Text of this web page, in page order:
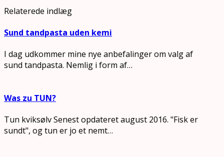
Relaterede indlæg
Sund tandpasta uden kemi
I dag udkommer mine nye anbefalinger om valg af
sund tandpasta. Nemlig i form af…
Was zu TUN?
Tun kviksølv Senest opdateret august 2016. "Fisk er
sundt", og tun er jo et nemt…